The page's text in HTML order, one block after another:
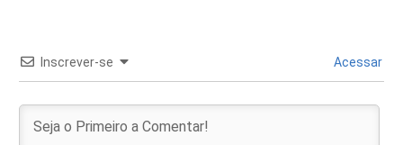
Inscrever-se Acessar